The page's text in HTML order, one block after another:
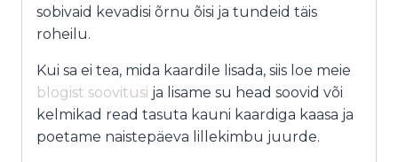
sobivaid kevadisi õrnu õisi ja tundeid täis
roheilu.
Kui sa ei tea, mida kaardile lisada, siis loe meie
blogist soovitusi ja lisame su head soovid või
kelmikad read tasuta kauni kaardiga kaasa ja
poetame naistepäeva lillekimbu juurde.